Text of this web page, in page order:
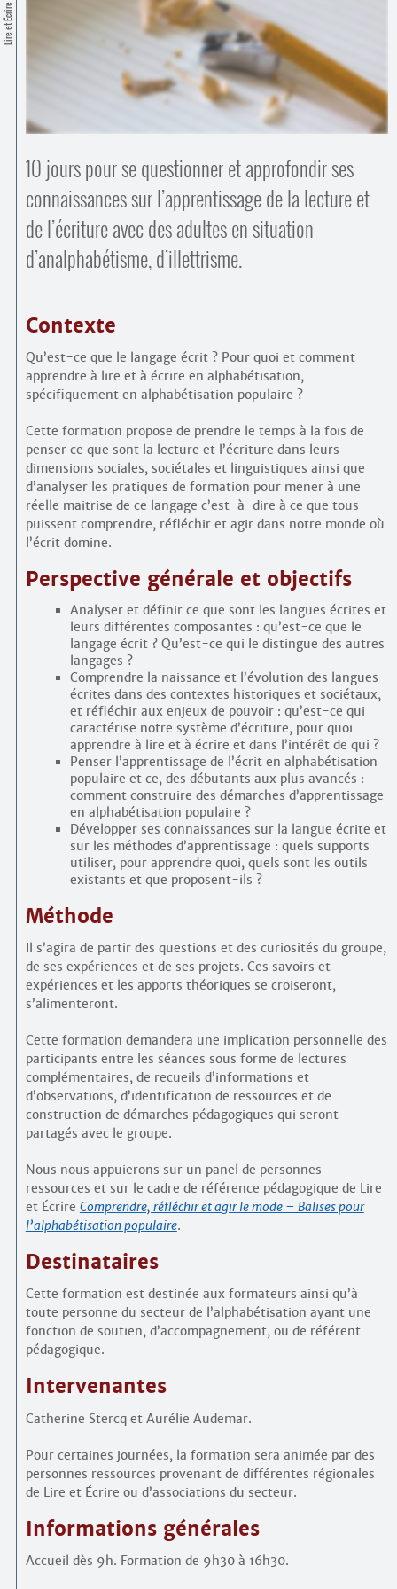
Comprendre et parler
Bienvenue en Belgique
Trouver un lieu d’alphabétisation
Lire et Écrire
10 jours pour se questionner et approfondir ses
connaissances sur l’apprentissage de la lecture et
de l’écriture avec des adultes en situation
d’analphabétisme, d’illettrisme.
Contexte
Qu’est-ce que le langage écrit ? Pour quoi et comment
apprendre à lire et à écrire en alphabétisation,
spécifiquement en alphabétisation populaire ?
Cette formation propose de prendre le temps à la fois de
penser ce que sont la lecture et l’écriture dans leurs
dimensions sociales, sociétales et linguistiques ainsi que
d’analyser les pratiques de formation pour mener à une
réelle maitrise de ce langage c’est-à-dire à ce que tous
puissent comprendre, réfléchir et agir dans notre monde où
l’écrit domine.
Perspective générale et objectifs
Analyser et définir ce que sont les langues écrites et
leurs différentes composantes : qu’est-ce que le
langage écrit ? Qu’est-ce qui le distingue des autres
langages ?
Comprendre la naissance et l’évolution des langues
écrites dans des contextes historiques et sociétaux,
et réfléchir aux enjeux de pouvoir : qu’est-ce qui
caractérise notre système d’écriture, pour quoi
apprendre à lire et à écrire et dans l’intérêt de qui ?
Penser l’apprentissage de l’écrit en alphabétisation
populaire et ce, des débutants aux plus avancés :
comment construire des démarches d’apprentissage
en alphabétisation populaire ?
Développer ses connaissances sur la langue écrite et
sur les méthodes d’apprentissage : quels supports
utiliser, pour apprendre quoi, quels sont les outils
existants et que proposent-ils ?
Méthode
Il s’agira de partir des questions et des curiosités du groupe,
de ses expériences et de ses projets. Ces savoirs et
expériences et les apports théoriques se croiseront,
s’alimenteront.
Cette formation demandera une implication personnelle des
participants entre les séances sous forme de lectures
complémentaires, de recueils d’informations et
d’observations, d’identification de ressources et de
construction de démarches pédagogiques qui seront
partagés avec le groupe.
Nous nous appuierons sur un panel de personnes
ressources et sur le cadre de référence pédagogique de Lire
et Écrire Comprendre, réfléchir et agir le mode – Balises pour
l’alphabétisation populaire.
Destinataires
Cette formation est destinée aux formateurs ainsi qu’à
toute personne du secteur de l’alphabétisation ayant une
fonction de soutien, d’accompagnement, ou de référent
pédagogique.
Intervenantes
Catherine Stercq et Aurélie Audemar.
Pour certaines journées, la formation sera animée par des
personnes ressources provenant de différentes régionales
de Lire et Écrire ou d’associations du secteur.
Informations générales
Accueil dès 9h. Formation de 9h30 à 16h30.